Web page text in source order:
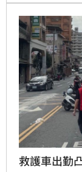
待警方後續調
救護車出勤